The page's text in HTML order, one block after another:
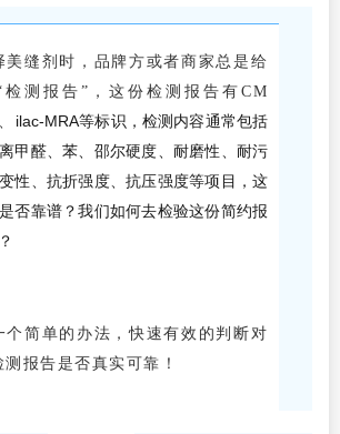
美缝剂时，品牌方或者商家总是给
检测报告”，这份检测报告有CM
ilac-MRA等标识，检测内容通常包括
甲醛、苯、邵尔硬度、耐磨性、耐污
性、抗折强度、抗压强度等项目，这
否靠谱？我们如何去检验这份简约报
个简单的办法，快速有效的判断对
报告是否真实可靠！